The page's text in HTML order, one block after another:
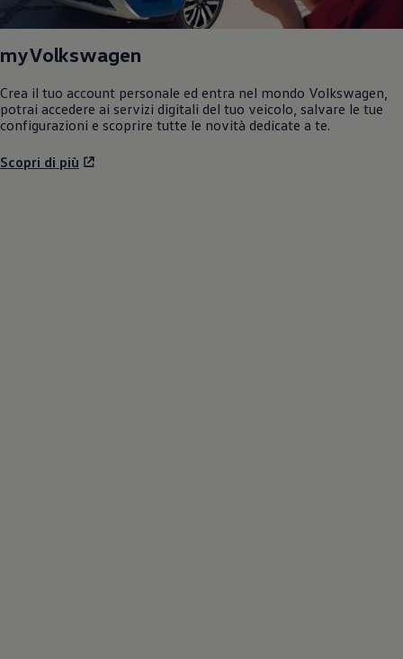
myVolkswagen
Crea il tuo account personale ed entra nel mondo Volkswagen
potrai accedere ai servizi digitali del tuo veicolo, salvare le tue
configurazioni e scoprire tutte le novità dedicate a te.
Scopri di più